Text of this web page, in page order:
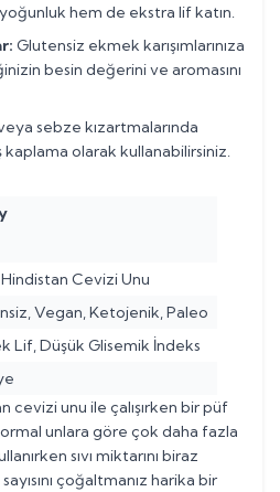
hem de ekstra lif katın.
Glutensiz ekmek karışımlarınıza
besin değerini ve aromasını
sebze kızartmalarında
kaplama olarak kullanabilirsiniz.
Hindistan Cevizi Unu
Vegan, Ketojenik, Paleo
Lif, Düşük Glisemik İndeks
cevizi unu ile çalışırken bir püf
unlara göre çok daha fazla
sıvı miktarını biraz
çoğaltmanız harika bir